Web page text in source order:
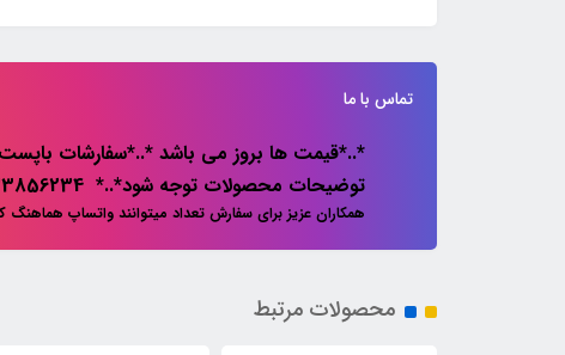
تماس با ما
*..*قیمت ها بروز می باشد *..*سفارشات باپست
توضیحات محصولات توجه شود*..* 02133856234
همکاران عزیز برای سفارش تعداد میتوانند واتساپ هماهنگ
محصولات مرتبط